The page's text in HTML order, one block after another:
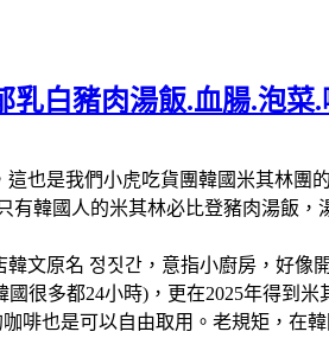
乳白豬肉湯飯.血腸.泡菜
這也是我們小虎吃貨團韓國米其林團
韓國人的米其林必比登豬肉湯飯，
文原名 정짓간，意指小廚房，好像
很多都24小時)，更在2025年得到
啡也是可以自由取用。老規矩，在